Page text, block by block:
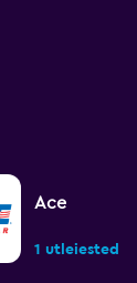
Ace
1 utleiested